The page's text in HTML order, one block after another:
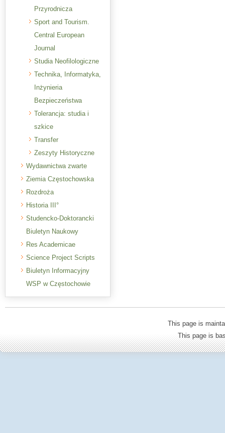
Przyrodnicza
Sport and Tourism.
Central European
Journal
Studia Neofilologiczne
Technika, Informatyka,
Inżynieria
Bezpieczeństwa
Tolerancja: studia i
szkice
Transfer
Zeszyty Historyczne
Wydawnictwa zwarte
Ziemia Częstochowska
Rozdroża
Historia III°
Studencko-Doktorancki
Biuletyn Naukowy
Res Academicae
Science Project Scripts
Biuletyn Informacyjny
WSP w Częstochowie
This page is
This page is